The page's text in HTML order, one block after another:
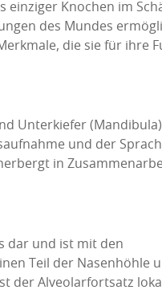
Knochen im
des Mundes
die sie für ihre
Unterkiefer
und der
in
dar und ist mit den
Teil der Nasenhöhle
der Alveolarfortsatz